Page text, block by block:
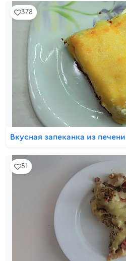
378
Вкусная запеканка из
51